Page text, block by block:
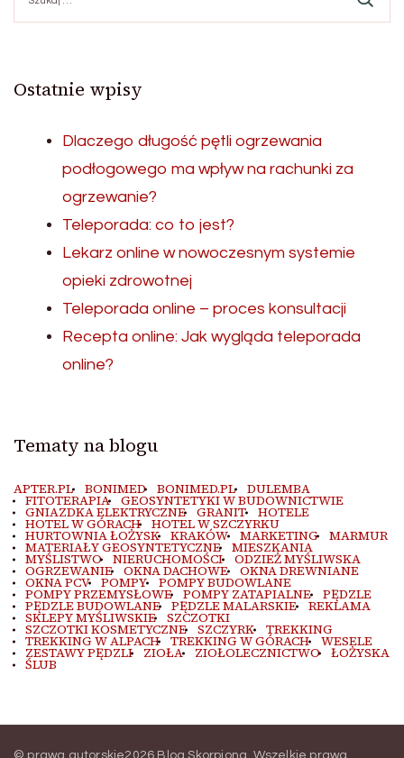
Ostatnie wpisy
Dlaczego długość pętli ogrzewania
podłogowego ma wpływ na rachunki za
ogrzewanie?
Teleporada: co to jest?
Lekarz online w nowoczesnym systemie
opieki zdrowotnej
Teleporada online – proces konsultacji
Recepta online: Jak wygląda teleporada
online?
Tematy na blogu
APTER.PL BONIMED BONIMED.PL DULEMBA
FITOTERAPIA GEOSYNTETYKI W BUDOWNICTWIE
GNIAZDKA ELEKTRYCZNE GRANIT HOTELE
HOTEL W GÓRACH HOTEL W SZCZYRKU
HURTOWNIA ŁOŻYSK KRAKÓW MARKETING MARMUR
MATERIAŁY GEOSYNTETYCZNE MIESZKANIA
MYŚLISTWO NIERUCHOMOŚCI ODZIEŻ MYŚLIWSKA
OGRZEWANIE OKNA DACHOWE OKNA DREWNIANE
OKNA PCV POMPY POMPY BUDOWLANE
POMPY PRZEMYSŁOWE POMPY ZATAPIALNE PĘDZLE
PĘDZLE BUDOWLANE PĘDZLE MALARSKIE REKLAMA
SKLEPY MYŚLIWSKIE SZCZOTKI
SZCZOTKI KOSMETYCZNE SZCZYRK TREKKING
TREKKING W ALPACH TREKKING W GÓRACH WESELE
ZESTAWY PĘDZLI ZIOŁA ZIOŁOLECZNICTWO ŁOŻYSKA
ŚLUB
© prawa autorskie2026 Blog Skorpiona . Wszelkie prawa